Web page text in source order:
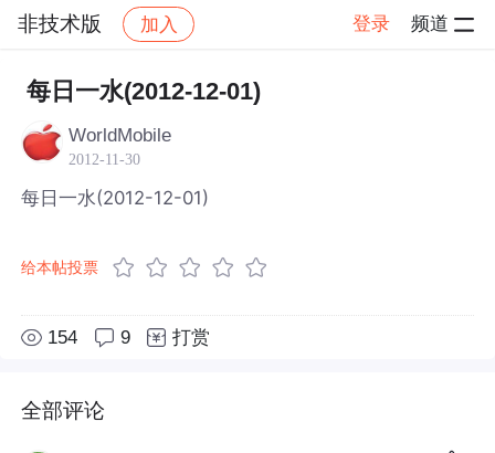
非技术版 加入 登录 频道
社区 非技术版 帖子详情
每日一水(2012-12-01)
WorldMobile
2012-11-30
每日一水(2012-12-01)
给本帖投票
154 9 打赏
全部评论